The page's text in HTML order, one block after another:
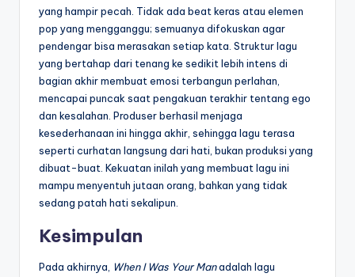
yang hampir pecah. Tidak ada beat keras atau elemen
pop yang mengganggu; semuanya difokuskan agar
pendengar bisa merasakan setiap kata. Struktur lagu
yang bertahap dari tenang ke sedikit lebih intens di
bagian akhir membuat emosi terbangun perlahan,
mencapai puncak saat pengakuan terakhir tentang ego
dan kesalahan. Produser berhasil menjaga
kesederhanaan ini hingga akhir, sehingga lagu terasa
seperti curhatan langsung dari hati, bukan produksi yang
dibuat-buat. Kekuatan inilah yang membuat lagu ini
mampu menyentuh jutaan orang, bahkan yang tidak
sedang patah hati sekalipun.
Kesimpulan
Pada akhirnya, When I Was Your Manadalah lagu